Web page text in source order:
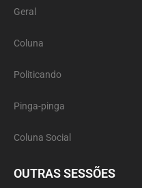
Geral
Coluna
Politicando
Pinga-pinga
Coluna Social
OUTRAS SESSÕES